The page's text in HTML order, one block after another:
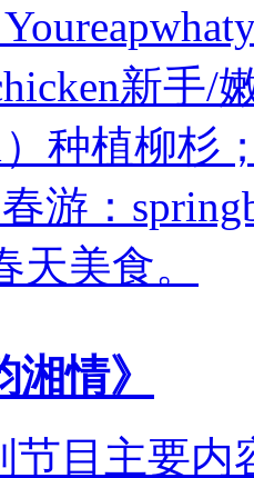
新手
）种植柳杉
游：
美食。
湘情》
节目主要内